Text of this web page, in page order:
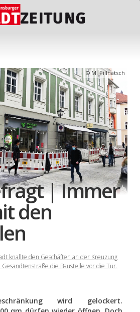
M. Pillhatsch
| Immer
den
knallte den Geschäften an der Kreuzung
Gesandtenstraße die Baustelle vor die Tür.
wird gelockert.